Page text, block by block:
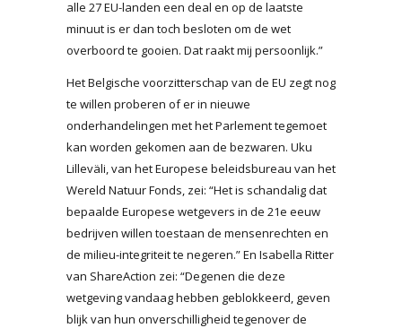
alle 27 EU-landen een deal en op de laatste
minuut is er dan toch besloten om de wet
overboord te gooien. Dat raakt mij persoonlijk.”
Het Belgische voorzitterschap van de EU zegt nog
te willen proberen of er in nieuwe
onderhandelingen met het Parlement tegemoet
kan worden gekomen aan de bezwaren. Uku
Lilleväli, van het Europese beleidsbureau van het
Wereld Natuur Fonds, zei: “Het is schandalig dat
bepaalde Europese wetgevers in de 21e eeuw
bedrijven willen toestaan de mensenrechten en
de milieu-integriteit te negeren.” En Isabella Ritter
van ShareAction zei: “Degenen die deze
wetgeving vandaag hebben geblokkeerd, geven
blijk van hun onverschilligheid tegenover de